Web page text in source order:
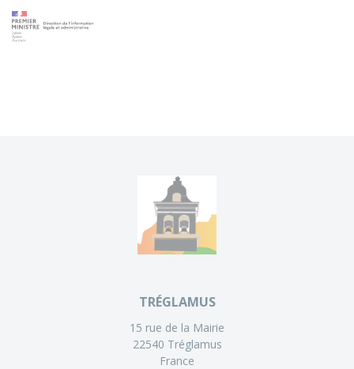
TRÉGLAMUS
15 rue de la Mairie
22540 Tréglamus
France